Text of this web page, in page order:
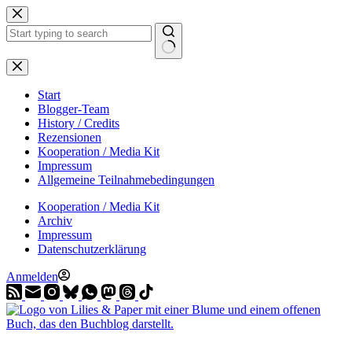
Zum
Inhalt
springen
Start
Blogger-Team
History / Credits
Rezensionen
Kooperation / Media Kit
Impressum
Allgemeine Teilnahmebedingungen
Kooperation / Media Kit
Archiv
Impressum
Datenschutzerklärung
Anmelden